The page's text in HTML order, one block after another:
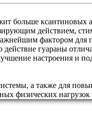
больше ксантиновых
действием,
фактором
гуараны
настроения и
а также для
физических нагрузок